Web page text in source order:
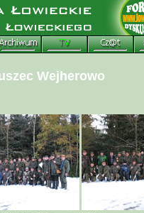
Wejherowo